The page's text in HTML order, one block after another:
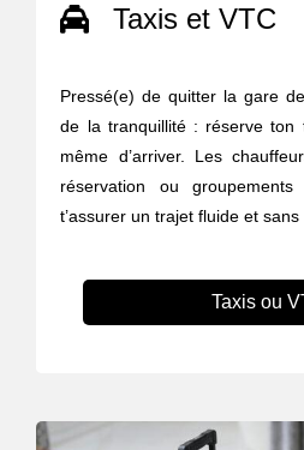
Taxis et VTC
Pressé(e) de quitter la gare
de la tranquillité : réserve ton
même d’arriver. Les
réservation ou
t’assurer un trajet fluide et sans
Taxis ou